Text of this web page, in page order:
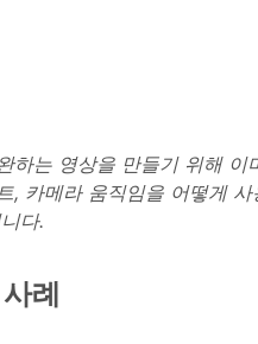
하는 영상을 만들기 위해 이
, 카메라 움직임을 어떻게 사
다.
례